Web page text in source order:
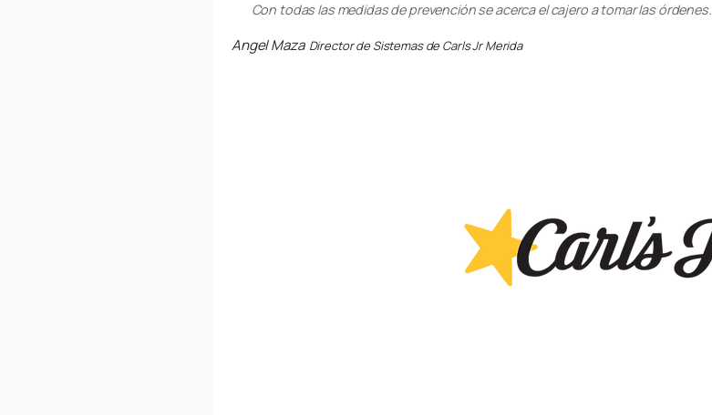
Con todas las medidas de prevención se acerca el cajero a tomar las órdenes.
Angel Maza Director de Sistemas de Carls Jr Merida